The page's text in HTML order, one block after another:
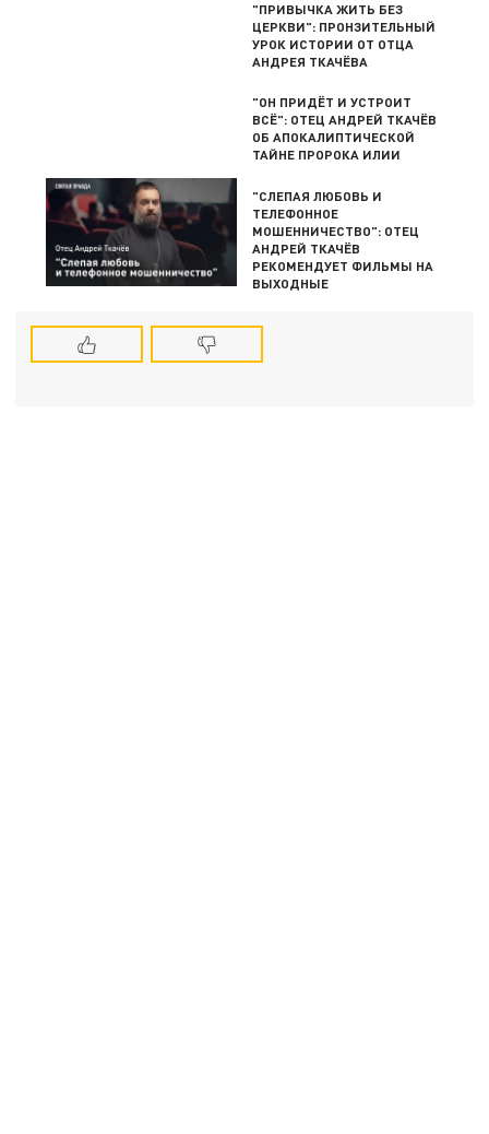
"ПРИВЫЧКА ЖИТЬ БЕЗ
ЦЕРКВИ": ПРОНЗИТЕЛЬНЫЙ
УРОК ИСТОРИИ ОТ ОТЦА
АНДРЕЯ ТКАЧЁВА
"ОН ПРИДЁТ И УСТРОИТ
ВСЁ": ОТЕЦ АНДРЕЙ ТКАЧЁВ
ОБ АПОКАЛИПТИЧЕСКОЙ
ТАЙНЕ ПРОРОКА ИЛИИ
"СЛЕПАЯ ЛЮБОВЬ И
ТЕЛЕФОННОЕ
МОШЕННИЧЕСТВО": ОТЕЦ
АНДРЕЙ ТКАЧЁВ
РЕКОМЕНДУЕТ ФИЛЬМЫ НА
ВЫХОДНЫЕ